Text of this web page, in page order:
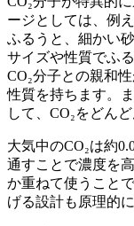
ージとしては、例
ふるうと、細かい
サイズや性質でふ
CO₂分子との親和
性質を持ちます。
して、CO₂をどん
大気中のCO₂は約
通すことで濃度を
か重ねて使うこと
げる設計も原理的